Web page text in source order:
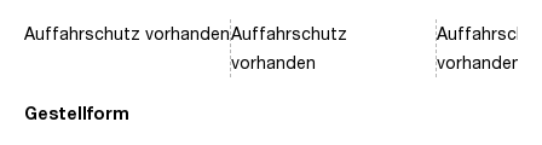
Gestellform
Auffahrschutz vorhandenAuffahrschutz
vorhanden
vorhanden